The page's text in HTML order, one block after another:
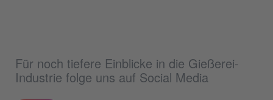
Für noch tiefere Einblicke in die Gießerei-
Industrie folge uns auf Social Media